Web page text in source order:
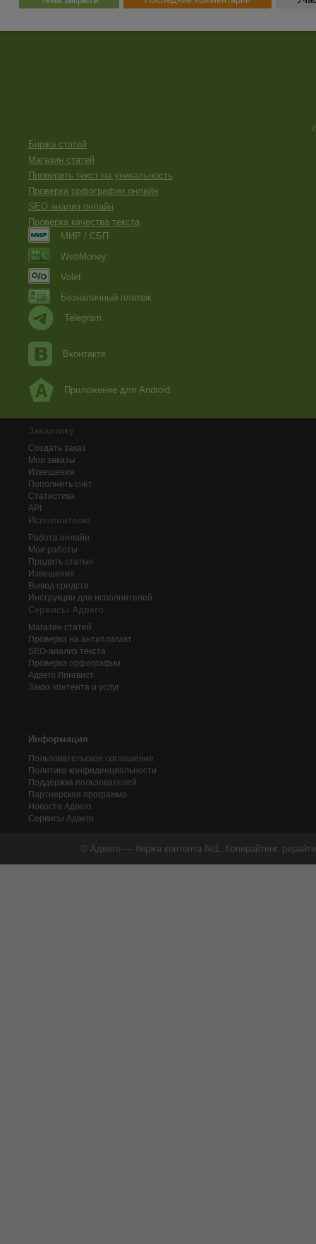
Биржа статей
Магазин статей
Проверить текст на уникальность
Проверка орфографии онлайн
SEO анализ онлайн
Проверка качества текста
МИР / СБП
WebMoney
Volet
Безналичный платеж
Telegram
Вконтакте
Приложение для Android
Заказчику
Создать заказ
Мои заказы
Извещения
Пополнить счёт
Статистика
API
Исполнителю
Работа онлайн
Мои работы
Продать статью
Извещения
Вывод средств
Инструкции для исполнителей
Сервисы Адвего
Магазин статей
Проверка на антиплагиат
SEO-анализ текста
Проверка орфографии
Адвего Лингвист
Заказ контента и услуг
Информация
Пользовательское соглашение
Политика конфиденциальности
Поддержка пользователей
Партнерская программа
Новости Адвего
Сервисы Адвего
© Адвего — биржа контента №1. Копирайтинг,